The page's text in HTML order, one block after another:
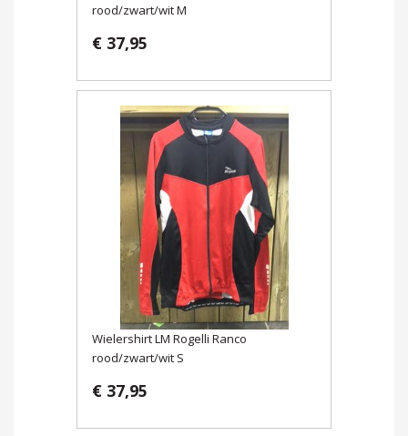
rood/zwart/wit M
€ 37,95
Wielershirt LM Rogelli Ranco
rood/zwart/wit S
€ 37,95